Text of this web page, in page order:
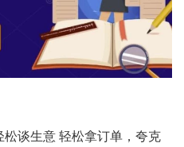
谈生意 轻松拿订单，夸克